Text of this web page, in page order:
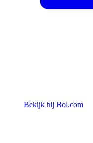
Bekijk bij Bol.com